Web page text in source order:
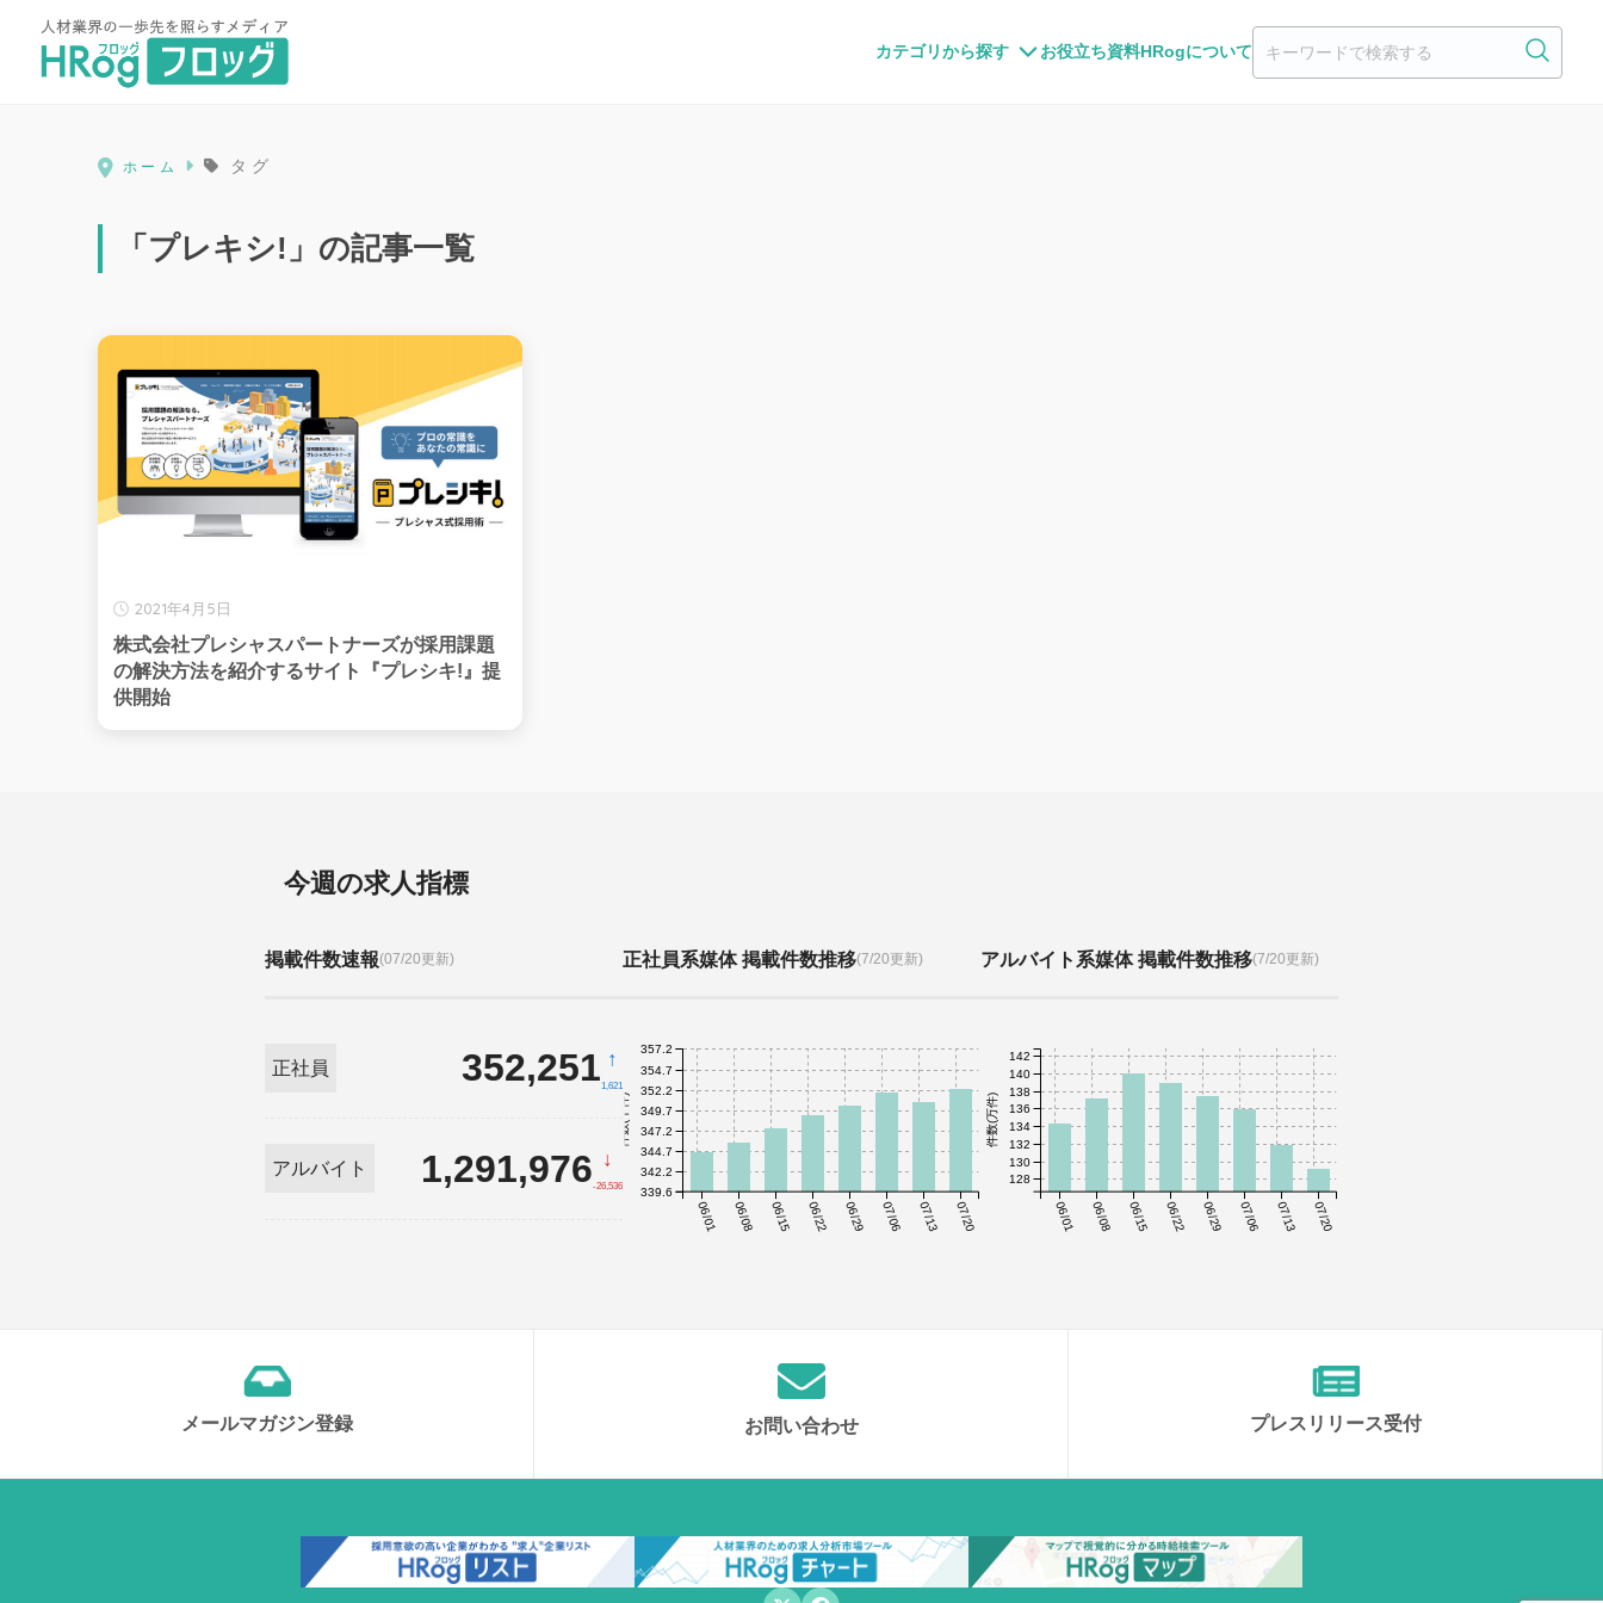
カテゴリから探す お役立ち資料HRogについて
HRog | 人材業界の一歩先を照らすメディア
ホーム タグ
「プレキシ!」の記事一覧
2021年4月5日
株式会社プレシャスパートナーズが採用課題
の解決方法を紹介するサイト『プレシキ!』提
供開始
今週の求人指標
掲載件数速報(07/20更新)
正社員 352,251 ↑
1,621
アルバイト 1,291,976 ↓
-26,536
正社員系媒体 掲載件数推移(7/20更新)
06/01 06/08 06/15 06/22 06/29 07/06 07/13 07/20
件数(千件)
339.6
342.2
344.7
347.2
349.7
352.2
354.7
357.2
アルバイト系媒体 掲載件数推移(7/20更新)
06/01 06/08 06/15 06/22 06/29 07/06 07/13 07/20
件数(万件)
128
130
132
134
136
138
140
142
メールマガジン登録 お問い合わせ プレスリリース受付